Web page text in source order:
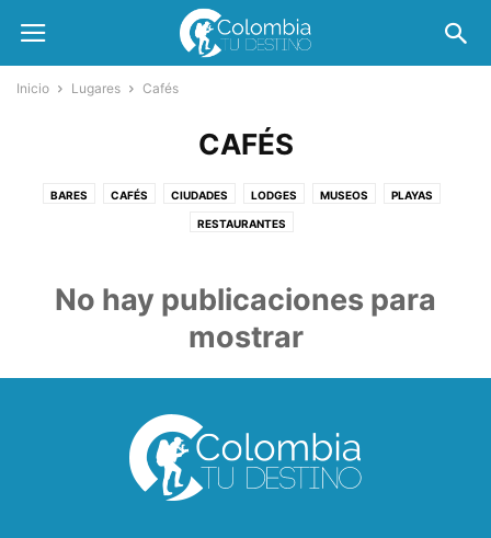
Inicio Lugares Cafés
CAFÉS
BARES CAFÉS CIUDADES LODGES MUSEOS PLAYAS
RESTAURANTES
No hay publicaciones para
mostrar